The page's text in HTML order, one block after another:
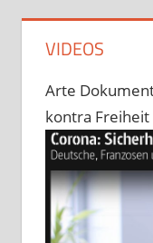
VIDEOS
Arte
kontra Freiheit